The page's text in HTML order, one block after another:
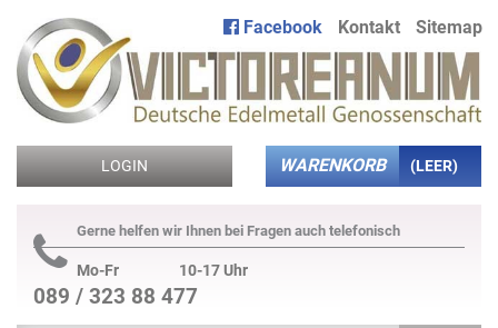
Facebook Kontakt Sitemap
LOGIN WARENKORB (LEER)
Gerne helfen wir Ihnen bei Fragen auch telefonisch
Mo-Fr 10-17 Uhr
089 / 323 88 477